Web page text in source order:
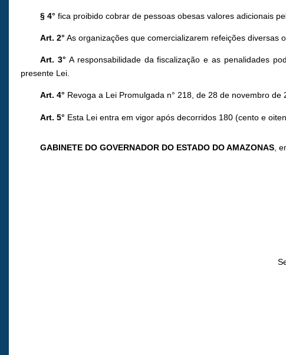
§ 4° fica proibido cobrar de pessoas obesas valores adicionais
Art. 2° As organizações que comercializarem refeições
Art. 3° A responsabilidade da fiscalização e as penalidades
presente Lei.
Art. 4° Revoga a Lei Promulgada n° 218, de 28 de novembro de
Art. 5° Esta Lei entra em vigor após decorridos 180 (cento e
GABINETE DO GOVERNADOR DO ESTADO DO AMAZONAS ,